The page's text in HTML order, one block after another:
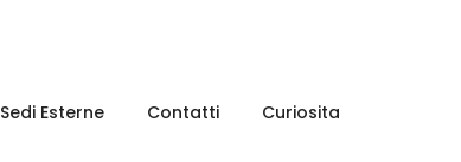
Sedi Esterne Contatti Curiosita